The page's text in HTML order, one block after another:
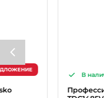
В наличии
Профессиональная